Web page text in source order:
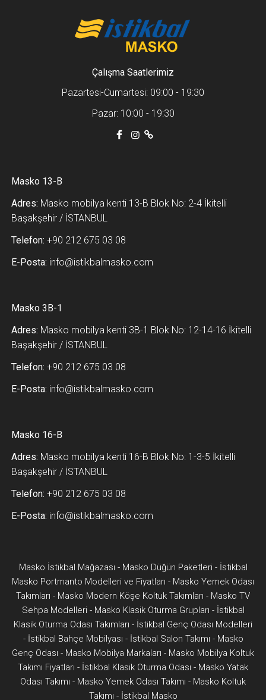
Çalışma Saatlerimiz
Pazartesi-Cumartesi: 09:00 - 19:30
Pazar: 10:00 - 19:30
Masko 13-B
Adres: Masko mobilya kenti 13-B Blok No: 2-4 İkitelli
Başakşehir / İSTANBUL
Telefon: +90 212 675 03 08
E-Posta: info@istikbalmasko.com
Masko 3B-1
Adres: Masko mobilya kenti 3B-1 Blok No: 12-14-16 İkitelli
Başakşehir / İSTANBUL
Telefon: +90 212 675 03 08
E-Posta: info@istikbalmasko.com
Masko 16-B
Adres: Masko mobilya kenti 16-B Blok No: 1-3-5 İkitelli
Başakşehir / İSTANBUL
Telefon: +90 212 675 03 08
E-Posta: info@istikbalmasko.com
Masko İstikbal Mağazası - Masko Düğün Paketleri- İstikbal
Masko Portmanto Modelleri ve Fiyatları - Masko Yemek Odası
Takımları - Masko Modern Köşe Koltuk Takımları - Masko TV
Sehpa Modelleri- Masko Klasik Oturma Grupları - İstikbal
Klasik Oturma Odası Takımları - İstikbal Genç Odası Modelleri
- İstikbal Bahçe Mobilyası - İstikbal Salon Takımı - Masko
Genç Odası - Masko Mobilya Markaları - Masko Mobilya Koltuk
Takımı Fiyatları - İstikbal Klasik Oturma Odası - Masko Yatak
Odası Takımı - Masko Yemek Odası Takımı - Masko Koltuk
Takımı - İstikbal Masko